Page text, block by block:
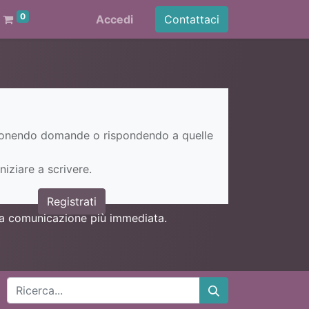
0 Accedi Contattaci
domande o rispondendo a quelle
a scrivere.
Registrati
comunicazione più immediata.